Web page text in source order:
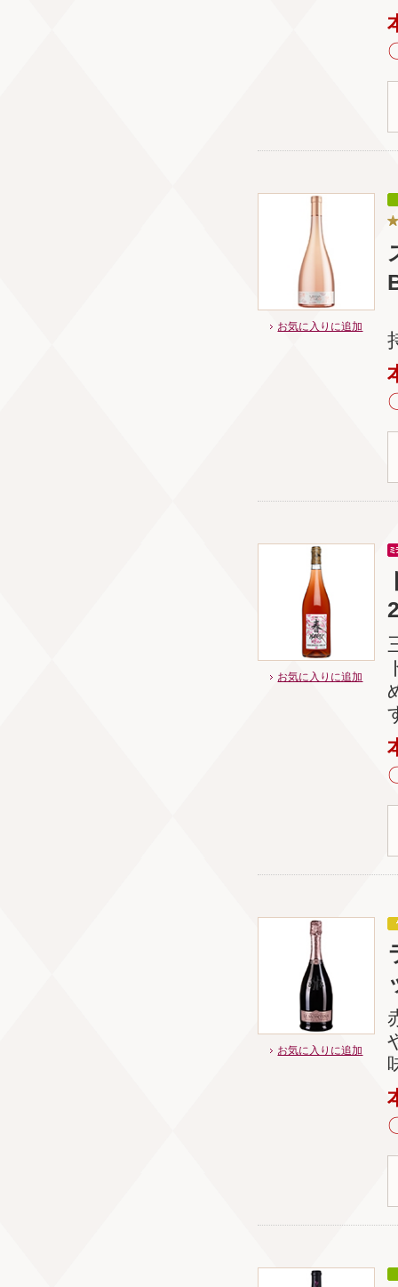
お気に入りに追加
お気に入りに追加
お気に入りに追加